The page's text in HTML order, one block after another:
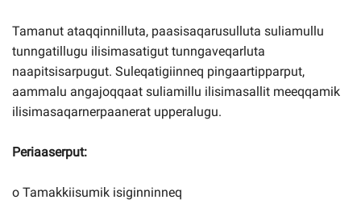
Tamanut ataqqinnilluta, paasisaqarusulluta suliamullu
tunngatillugu ilisimasatigut tunngaveqarluta
naapitsisarpugut. Suleqatigiinneq pingaartipparput,
aammalu angajoqqaat suliamillu ilisimasallit meeqqamik
ilisimasaqarnerpaanerat upperalugu.
Periaaserput:
o Tamakkiisumik isiginninneq